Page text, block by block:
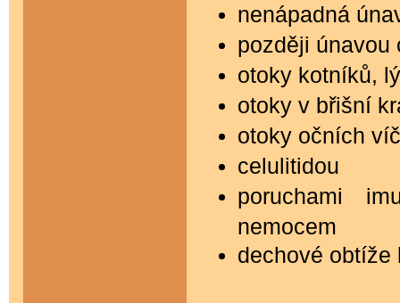
nenápadná
později únavou
otoky kotníků,
otoky v břišní
otoky očních
celulitidou
poruchami
nemocem
dechové obtíže